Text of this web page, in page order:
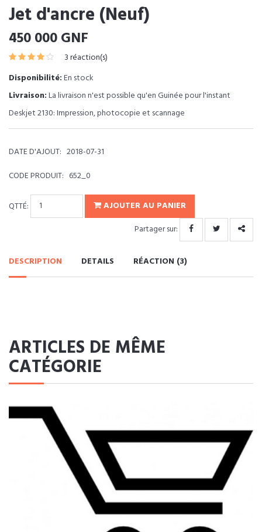
Jet d'ancre (Neuf)
450 000 GNF
3 réaction(s)
Disponibilité:En stock
Livraison:La livraison n'est possible qu'en Guinée pour l'instant
Deskjet 2130: Impression, photocopie et scannage
DATE D'AJOUT: 2018-07-31
CODE PRODUIT: 652_0
QTTÉ:
AJOUTER AU PANIER
Partager sur:
DESCRIPTION DETAILS RÉACTION (3)
ARTICLES DE MÊME
CATÉGORIE